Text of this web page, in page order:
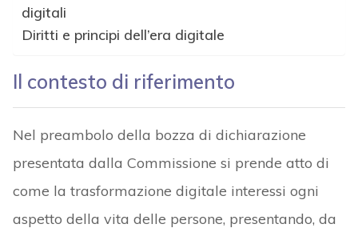
digitali
Diritti e principi dell’era digitale
Il contesto di riferimento
Nel preambolo della bozza di dichiarazione
presentata dalla Commissione si prende atto di
come la trasformazione digitale interessi ogni
aspetto della vita delle persone, presentando, da